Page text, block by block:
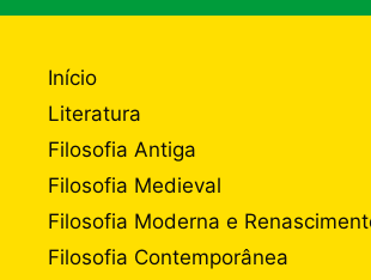
Início
Literatura
Filosofia Antiga
Filosofia Medieval
Filosofia Moderna e
Filosofia Contemporânea